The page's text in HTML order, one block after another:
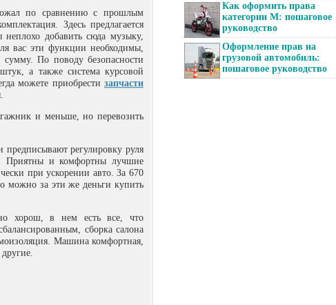
по сравнению с прошлым
Здесь предлагается
добавить сюда музыку,
вас эти функции необходимы,
По поводу безопасности
а также система курсовой
можете приобрести запчасти
и меньше, но перевозить
регулировку руля
Приятны и комфортны лучшие
при ускорении авто. За 670
можно за эти же деньги купить
хорош, в нем есть все, что
сборка салона
Машина комфортная,
Как оформить права
категории М: пошаговое
руководство
Оформление прав на
грузовой автомобиль:
пошаговое руководство